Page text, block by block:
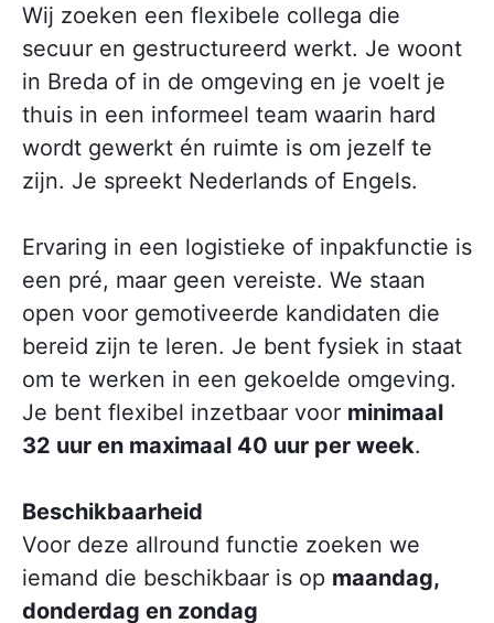
Wij zoeken een flexibele collega die
secuur en gestructureerd werkt. Je woont
in Breda of in de omgeving en je voelt je
thuis in een informeel team waarin hard
wordt gewerkt én ruimte is om jezelf te
zijn. Je spreekt Nederlands of Engels.
Ervaring in een logistieke of inpakfunctie is
een pré, maar geen vereiste. We staan
open voor gemotiveerde kandidaten die
bereid zijn te leren. Je bent fysiek in staat
om te werken in een gekoelde omgeving.
Je bent flexibel inzetbaar voor minimaal
32 uur en maximaal 40 uur per week.
Beschikbaarheid
Voor deze allround functie zoeken we
iemand die beschikbaar is op maandag,
donderdag en zondag